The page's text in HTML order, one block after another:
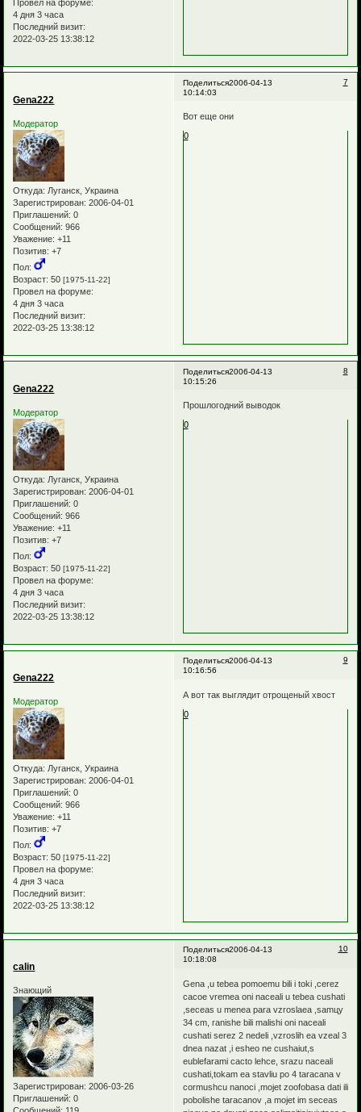
Провел на форуме:
4 дня 3 часа
Последний визит:
2022-03-25 13:38:12
Поделиться 7
2006-04-13
10:14:03
Gena222
Модератор
Откуда: Луганск, Украина
Зарегистрирован: 2006-04-01
Приглашений: 0
Сообщений: 966
Уважение: +11
Позитив: +7
Пол:
Возраст: 50[1975-11-22]
Провел на форуме:
4 дня 3 часа
Последний визит:
2022-03-25 13:38:12
Вот еще они
0
Поделиться 8
2006-04-13
10:15:26
Gena222
Модератор
Откуда: Луганск, Украина
Зарегистрирован: 2006-04-01
Приглашений: 0
Сообщений: 966
Уважение: +11
Позитив: +7
Пол:
Возраст: 50[1975-11-22]
Провел на форуме:
4 дня 3 часа
Последний визит:
2022-03-25 13:38:12
Прошлогодний выводок
0
Поделиться 9
2006-04-13
10:16:56
Gena222
Модератор
Откуда: Луганск, Украина
Зарегистрирован: 2006-04-01
Приглашений: 0
Сообщений: 966
Уважение: +11
Позитив: +7
Пол:
Возраст: 50[1975-11-22]
Провел на форуме:
4 дня 3 часа
Последний визит:
2022-03-25 13:38:12
А вот так выглядит отрощеный хвост
0
Поделиться 10
2006-04-13
10:18:08
calin
Знающий
Зарегистрирован: 2006-03-26
Приглашений: 0
Gena ,u tebea pomoemu bili i toki ,cerez
cacoe vremea oni naceali u tebea cushati
,seceas u menea para vzroslaea ,samцу
34 cm, ranishe bili malishi oni naceali
cushati serez 2 nedeli ,vzroslih ea vzeal 3
dnea nazat ,i esheo ne cushaiut,s
eublefarami cacto lehce, srazu naceali
cushati,tokam ea stavliu po 4 taracana v
cormushcu nanoci ,mojet zoofobasa dati ili
pobolishe taracanov ,a mojet im seceas